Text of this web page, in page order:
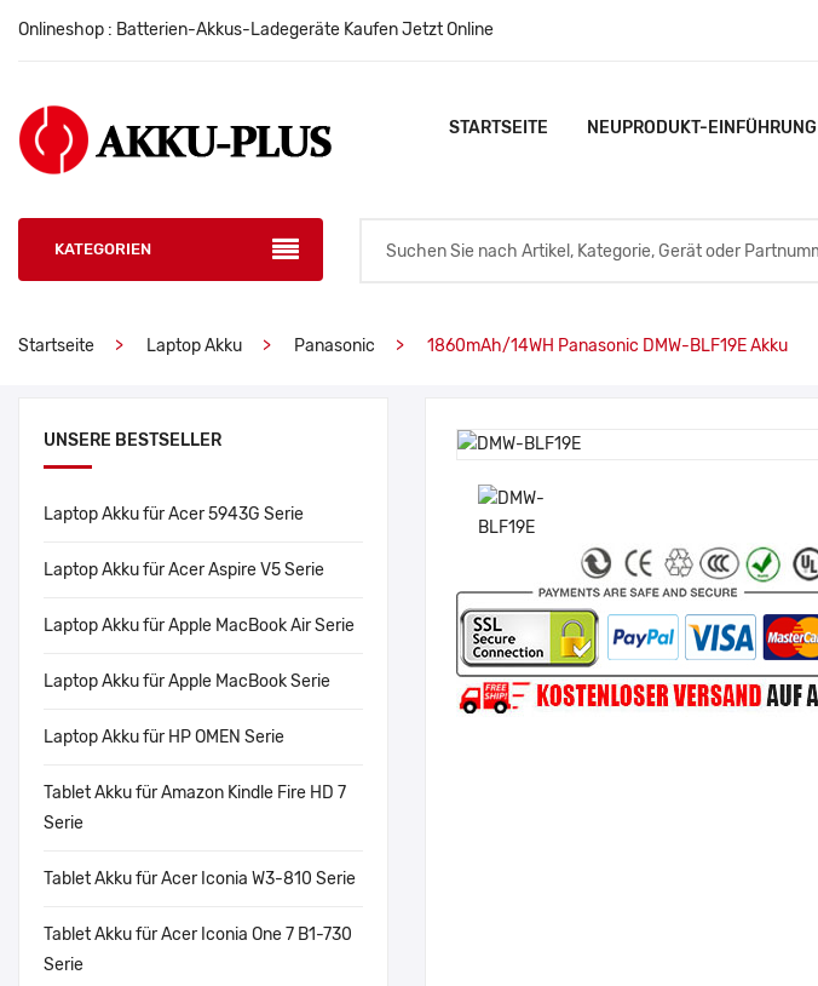
Onlineshop : Batterien-Akkus-Ladegeräte Kaufen Jetzt Online
STARTSEITE NEUPRODUKT-EINFÜHRUNG
KATEGORIEN
Startseite Laptop Akku Panasonic 1860mAh/14WH Panasonic DMW-BLF19E Akku
UNSERE BESTSELLER
Laptop Akku für Acer 5943G Serie
Laptop Akku für Acer Aspire V5 Serie
Laptop Akku für Apple MacBook Air Serie
Laptop Akku für Apple MacBook Serie
Laptop Akku für HP OMEN Serie
Tablet Akku für Amazon Kindle Fire HD 7
Serie
Tablet Akku für Acer Iconia W3-810 Serie
Tablet Akku für Acer Iconia One 7 B1-730
Serie